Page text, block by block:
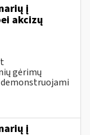
į
akcizų
gėrimų
į